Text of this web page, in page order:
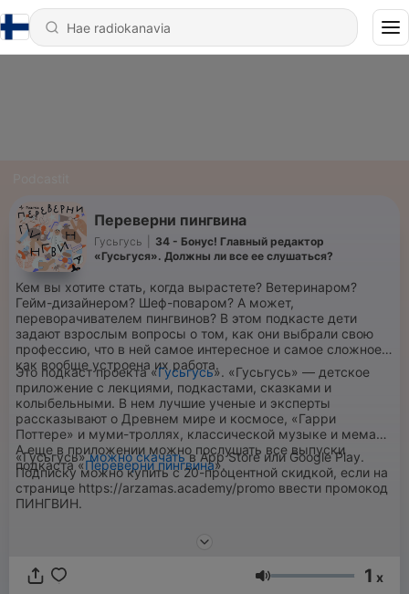
Переверни пингвина
Гусьгусь
34 - Бонус! Главный редактор
«Гусьгуся». Должны ли все ее слушаться?
Кем вы хотите стать, когда вырастете? Ветеринаром?
Гейм-дизайнером? Шеф-поваром? А может,
переворачивателем пингвинов? В этом подкасте дети
задают взрослым вопросы о том, как они выбрали свою
профессию, что в ней самое интересное и самое сложное и
как вообще устроена их работа.
Это подкаст проекта «Гусьгусь». «Гусьгусь» — детское
приложение с лекциями, подкастами, сказками и
колыбельными. В нем лучшие ученые и эксперты
рассказывают о Древнем мире и космосе, «Гарри
Поттере» и муми-троллях, классической музыке и мемах.
А еще в приложении можно послушать все выпуски
подкаста «Переверни пингвина».
«Гусьгусь»можно скачатьв App Store или Google Play.
Подписку можно купить с 20-процентной скидкой, если на
странице https://arzamas.academy/promo ввести промокод
ПИНГВИН.
Äänenvoimakkuus
1 x